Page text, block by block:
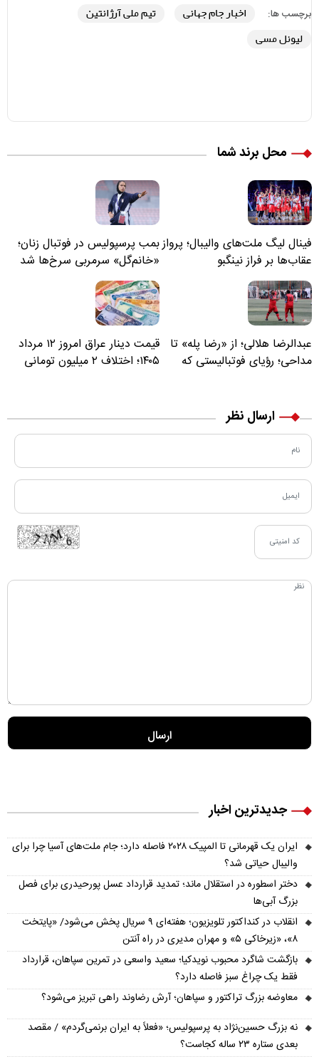
برچسب ها: اخبار جام جهانی
تیم ملی آرژانتین
لیونل مسی
محل برند شما
فینال لیگ ملت‌های والیبال؛ پرواز
عقاب‌ها بر فراز نینگبو
بمب پرسپولیس در فوتبال زنان؛
«خانم‌گل» سرمربی سرخ‌ها شد
عبدالرضا هلالی؛ از «رضا پله» تا
مداحی؛ رؤیای فوتبالیستی که
قیمت دینار عراق امروز ۱۲ مرداد
۱۴۰۵؛ اختلاف ۲ میلیون تومانی
ارسال نظر
جدیدترین اخبار
ایران یک قهرمانی تا المپیک ۲۰۲۸ فاصله دارد؛ جام ملت‌های آسیا چرا برای
والیبال حیاتی شد؟
دختر اسطوره در استقلال ماند؛ تمدید قرارداد عسل پورحیدری برای فصل
بزرگ آبی‌ها
انقلاب در کنداکتور تلویزیون؛ هفته‌ای ۹ سریال پخش می‌شود/ «پایتخت
۸»، «زیرخاکی ۵» و مهران مدیری در راه آنتن
بازگشت شاگرد محبوب نویدکیا؛ سعید واسعی در تمرین سپاهان، قرارداد
فقط یک چراغ سبز فاصله دارد؟
معاوضه بزرگ تراکتور و سپاهان؛ آرش رضاوند راهی تبریز می‌شود؟
نه بزرگ حسین‌نژاد به پرسپولیس؛ «فعلاً به ایران برنمی‌گردم» / مقصد
بعدی ستاره ۲۳ ساله کجاست؟